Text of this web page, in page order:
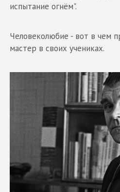
испытание огнём".
Человеколюбие - вот в чем
мастер в своих учениках.